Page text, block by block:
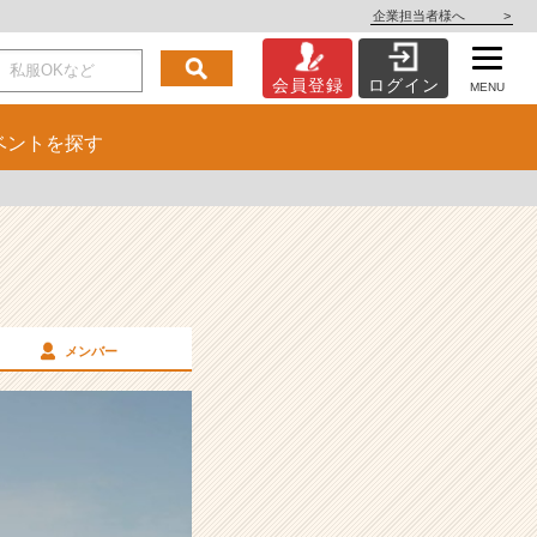
企業担当者様へ >
会員登録 ログイン MENU
ント を探す
メンバー